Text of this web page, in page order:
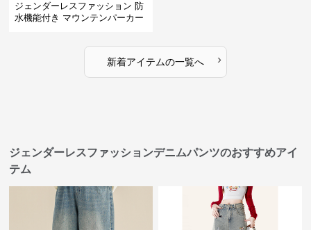
ジェンダーレスファッション 防
水機能付き マウンテンパーカー
新着アイテムの一覧へ ›
ジェンダーレスファッションデニムパンツのおすすめアイ
テム